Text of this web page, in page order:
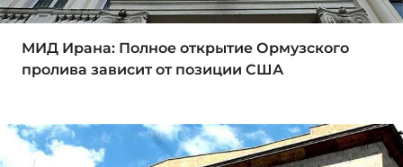
МИД Ирана: Полное открытие Ормузского
пролива зависит от позиции США